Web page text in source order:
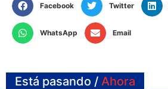
Facebook Twitter
WhatsApp Email
Está pasando / Ahora